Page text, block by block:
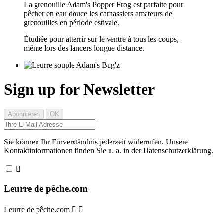
La grenouille Adam's Popper Frog est parfaite pour
pêcher en eau douce les carnassiers amateurs de
grenouilles en période estivale.
Étudiée pour atterrir sur le ventre à tous les coups,
même lors des lancers longue distance.
Sign up for Newsletter
Sie können Ihr Einverständnis jederzeit widerrufen. Unsere
Kontaktinformationen finden Sie u. a. in der Datenschutzerklärung.

Leurre de pêche.com
Leurre de pêche.com  